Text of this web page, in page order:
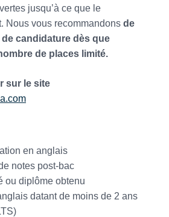
jusqu’à ce que le
Nous vous recommandons de
candidature dès que
de places limité.
sur le site
en anglais
notes post-bac
ou diplôme obtenu
datant de moins de 2 ans